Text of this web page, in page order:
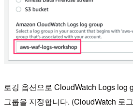
로깅 옵션으로 CloudWatch Logs log
그룹을 지정합니다. (CloudWatch 로